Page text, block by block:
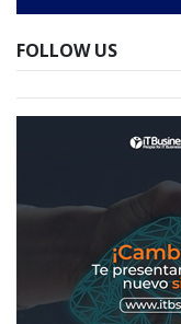
FOLLOW US